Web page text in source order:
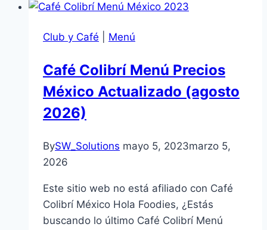
Club y Café Menú
Café Colibrí Menú Precios
México Actualizado (agosto
2026)
BySW_Solutions mayo 5, 2023marzo 5,
2026
Este sitio web no está afiliado con Café
Colibrí México Hola Foodies, ¿Estás
buscando lo último Café Colibrí Menú